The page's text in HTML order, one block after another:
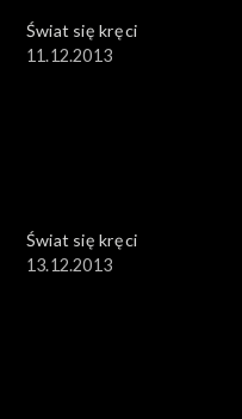
Świat się kręci
11.12.2013
Świat się kręci
13.12.2013